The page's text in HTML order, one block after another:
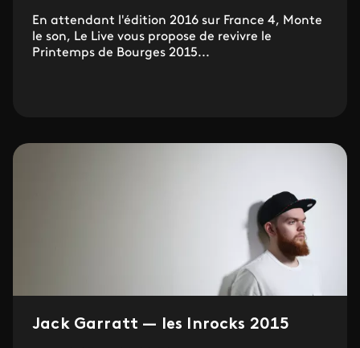
En attendant l'édition 2016 sur France 4, Monte
le son, Le Live vous propose de revivre le
Printemps de Bourges 2015...
Jack Garratt — les Inrocks 2015